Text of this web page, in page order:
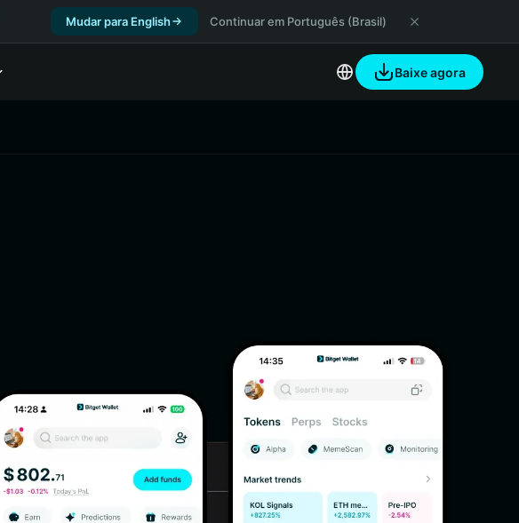
Mudar para English Continuar em Português (Brasil)
Baixe agora